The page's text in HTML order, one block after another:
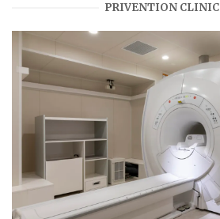
PRIVENTION CLINIC